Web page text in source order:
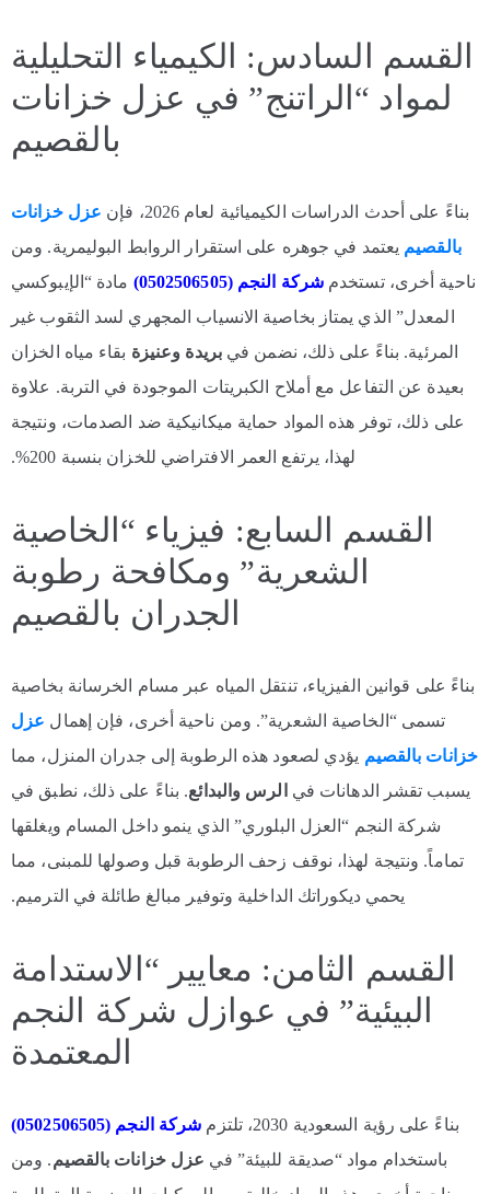
القسم السادس: الكيمياء التحليلية
لمواد “الراتنج” في عزل خزانات
بالقصيم
بناءً على أحدث الدراسات الكيميائية لعام 2026، فإن
عزل خزانات
بالقصيم يعتمد في جوهره على استقرار الروابط البوليمرية. ومن
ناحية أخرى، تستخدمشركة النجم (0502506505)
مادة “الإيبوكسي
المعدل” الذي يمتاز بخاصية الانسياب المجهري لسد الثقوب غير
المرئية. بناءً على ذلك، نضمن فيبريدة وعنيزة بقاء مياه الخزان
بعيدة عن التفاعل مع أملاح الكبريتات الموجودة في التربة. علاوة
على ذلك، توفر هذه المواد حماية ميكانيكية ضد الصدمات، ونتيجة
لهذا، يرتفع العمر الافتراضي للخزان بنسبة 200%.
القسم السابع: فيزياء “الخاصية
الشعرية” ومكافحة رطوبة
الجدران بالقصيم
بناءً على قوانين الفيزياء، تنتقل المياه عبر مسام الخرسانة بخاصية
تسمى “الخاصية الشعرية”. ومن ناحية أخرى، فإن إهمال عزل
خزانات بالقصيم يؤدي لصعود هذه الرطوبة إلى جدران المنزل، مما
يسبب تقشر الدهانات في
الرس والبدائع. بناءً على ذلك، نطبق في
شركة النجم “العزل البلوري” الذي ينمو داخل المسام ويغلقها
تماماً. ونتيجة لهذا، نوقف زحف الرطوبة قبل وصولها للمبنى، مما
يحمي ديكوراتك الداخلية وتوفير مبالغ طائلة في الترميم.
القسم الثامن: معايير “الاستدامة
البيئية” في عوازل شركة النجم
المعتمدة
بناءً على رؤية السعودية 2030، تلتزم
شركة النجم (0502506505)
باستخدام مواد “صديقة للبيئة” في عزل خزانات بالقصيم. ومن